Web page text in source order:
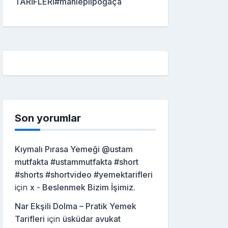
Son yorumlar
Kıymalı Pırasa Yemeği @ustam
mutfakta #ustammutfakta #short
#shorts #shortvideo #yemektarifleri
için x - Beslenmek Bizim İşimiz.
Nar Ekşili Dolma – Pratik Yemek
Tarifleri için üsküdar avukat